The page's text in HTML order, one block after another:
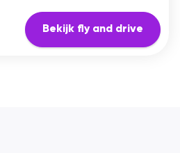
Bekijk fly and drive